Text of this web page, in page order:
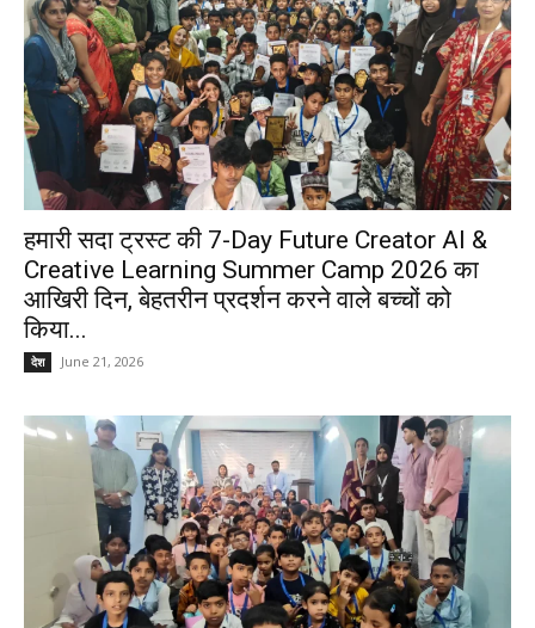
हमारी सदा ट्रस्ट की 7-Day Future Creator AI &
Creative Learning Summer Camp 2026 का
आखिरी दिन, बेहतरीन प्रदर्शन करने वाले बच्चों को
किया...
देश June 21, 2026